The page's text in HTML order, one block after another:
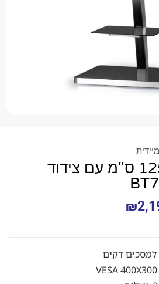
125 ס"מ עם צידוד